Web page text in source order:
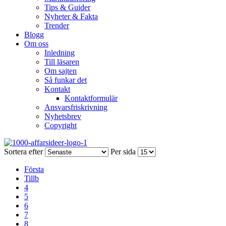
Tips & Guider
Nyheter & Fakta
Trender
Blogg
Om oss
Inledning
Till läsaren
Om sajten
Så funkar det
Kontakt
Kontaktformulär
Ansvarsfriskrivning
Nyhetsbrev
Copyright
Sortera efter Per sida
Första
Tillb
4
5
6
7
8